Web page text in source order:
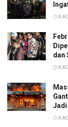
8
dan
8
Jadi
8